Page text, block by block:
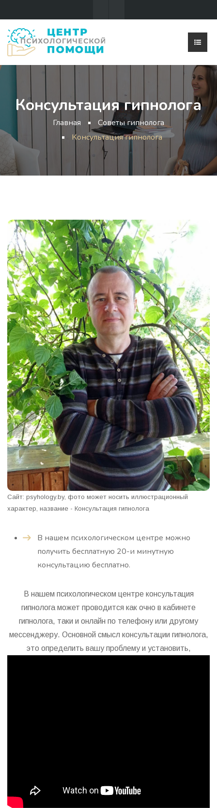
Консультация гипнолога
Главная
Советы гипнолога
Консультация гипнолога
Сайт: psyhology.by, фото может носить иллюстрационный
характер, название - Консультация гипнолога
В нашем психологическом центре можно
получить бесплатную 20-и минутную
консультацию бесплатно.
В нашем психологическом центре консультация
гипнолога может проводится как очно в кабинете
гипнолога, таки и онлайн по телефону или другому
мессенджеру. Основной смысл консультации гипнолога,
это определить вашу проблему и установить,